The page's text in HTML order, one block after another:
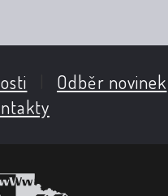
Odběr novinek